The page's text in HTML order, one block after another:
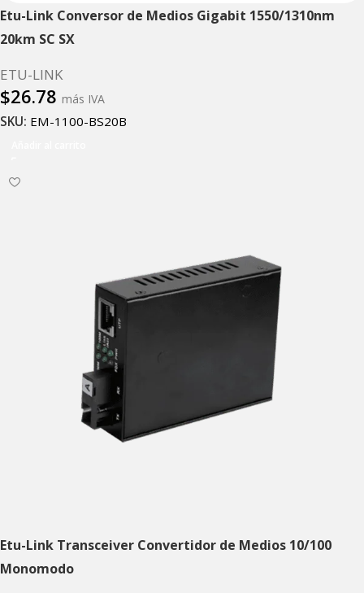
Etu-Link Conversor de Medios Gigabit 1550/1310nm
20km SC SX
ETU-LINK
$26.78 más IVA
SKU: EM-1100-BS20B
Etu-Link Transceiver Convertidor de Medios 10/100
Monomodo